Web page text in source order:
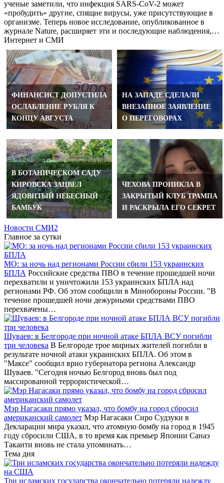
ученые заметили, что инфекция SARS-CoV-2 может
«пробудить» другие, спящие вирусы, уже присутствующие в
организме. Теперь новое исследование, опубликованное в
журнале Nature, расширяет эти и последующие наблюдения,…
Интернет и СМИ
ФИНАНСИСТ ДОПУСТИЛА
ОСЛАБЛЕНИЕ РУБЛЯ К
КОНЦУ АВГУСТА
НА ЗАПАДЕ СДЕЛАЛИ
ВНЕЗАПНОЕ ЗАЯВЛЕНИЕ
О ПЕРЕГОВОРАХ
В БОТАНИЧЕСКОМ САДУ
КИРОВСКА ЗАЦВЕЛ
ЯДОВИТЫЙ НЕБЕСНЫЙ
БАМБУК
ЧЕХОВА ПРОНИКЛА В
ЗАКРЫТЫЙ КЛУБ ТРАМПА
И РАСКРЫЛА ЕГО СЕКРЕТ
Новости СМИ2
Главное за сутки
МО: за ночь над регионами России сбили 153 украинских
БПЛА Российские средства ПВО в течение прошедшей ночи
перехватили и уничтожили 153 украинских БПЛА над
регионами РФ. Об этом сообщили в Минобороны России. "В
течение прошедшей ночи дежурными средствами ПВО
перехвачены…
Шуваев: в Белгороде при ночной атаке БПЛА ВСУ погибли
три человека В Белгороде трое мирных жителей погибли в
результате ночной атаки украинских БПЛА. Об этом в
"Максе" сообщил врио губернатора региона Александр
Шуваев. "Сегодня ночью Белгород вновь был под
массированной террористической…
Мэр Нагасаки прямо указал, что бомбу на город сбросил
американский самолет Мэр Нагасаки Сиро Судзуки в
Декларации мира указал, что атомную бомбу на город в 1945
году сбросили США, в то время как премьер Японии Санаэ
Такаити вновь не стала упоминать…
Тема дня
Три исламских государства окончательно потеряли надежду